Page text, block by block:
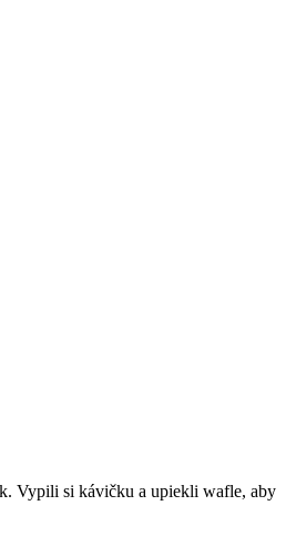
Vypili si kávičku a upiekli wafle, aby